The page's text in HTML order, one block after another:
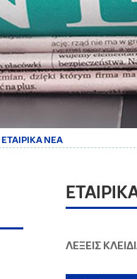
ΕΤΑΙΡΙΚΑ ΝΕΑ
ΛΕΞΕΙΣ